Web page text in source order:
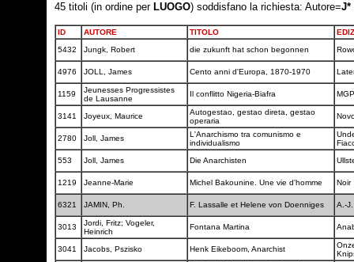
45 titoli (in ordine per LUOGO) soddisfano la richiesta: Autore=J*
ID AUTORE TITOLO
5432
Jungk, Robert die zukunft hat schon begonnen
4976 JOLL, James Cento anni d'Europa, 1870-1970
1159
Jeunesses Progressistes
de Lausanne
Il conflitto Nigeria-Biafra
3141 Joyeux, Maurice
Autogestao, gestao direta, gestao
operaria
2780 Joll, James
L'Anarchismo tra comunismo e
individualismo
553
Joll, James Die Anarchisten
1219 Jeanne-Marie Michel Bakounine. Une vie d'homme Noir
6321 JAMIN, Ph. F. Lassalle et Helene von Doenniges A.-
3013
Jordi, Fritz; Vogeler,
Heinrich
Fontana Martina
3041 Jacobs, Pszisko Henk Eikeboom, Anarchist